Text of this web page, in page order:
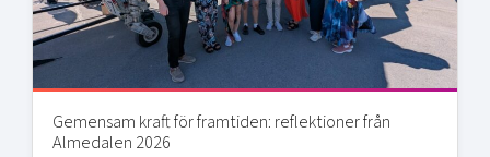
Gemensam kraft för framtiden: reflektioner från
Almedalen 2026